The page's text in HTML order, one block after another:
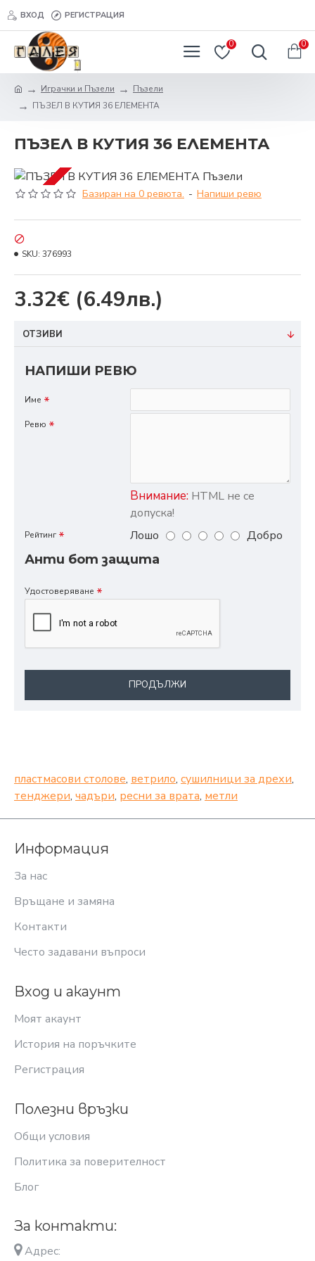
ВХОД РЕГИСТРАЦИЯ
0 0
Играчки и Пъзели
Пъзели
ПЪЗЕЛ В КУТИЯ 36 ЕЛЕМЕНТА
ПЪЗЕЛ В КУТИЯ 36 ЕЛЕМЕНТА
Базиран на 0 ревюта. - Напиши ревю
3.32€ (6.49лв.)
SKU: 376993
ОТЗИВИ
НАПИШИ РЕВЮ
Име
Ревю
Внимание: HTML не се
допуска!
Рейтинг Лошо
Добро
Анти бот защита
Удостоверяване
ПРОДЪЛЖИ
пластмасови столове, ветрило, сушилници за дрехи,
тенджери, чадъри, ресни за врата, метли
Информация
За нас
Връщане и замяна
Контакти
Често задавани въпроси
Вход и акаунт
Моят акаунт
История на поръчките
Регистрация
Полезни връзки
Общи условия
Политика за поверителност
Блог
За контакти:
Адрес: